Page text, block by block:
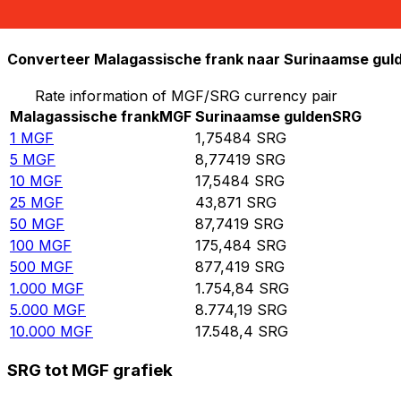
Converteer Malagassische frank naar Surinaamse
Rate information of MGF/SRG currency pair
Malagassische frankMGF Surinaamse guldenSRG
1 MGF 1,75484 SRG
5 MGF 8,77419 SRG
10 MGF 17,5484 SRG
25 MGF 43,871 SRG
50 MGF 87,7419 SRG
100 MGF 175,484 SRG
500 MGF 877,419 SRG
1.000 MGF 1.754,84 SRG
5.000 MGF 8.774,19 SRG
10.000 MGF 17.548,4 SRG
SRG tot MGF grafiek